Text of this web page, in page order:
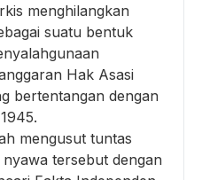
menghilangkan
suatu bentuk
Hak Asasi
bertentangan dengan
mengusut tuntas
tersebut dengan